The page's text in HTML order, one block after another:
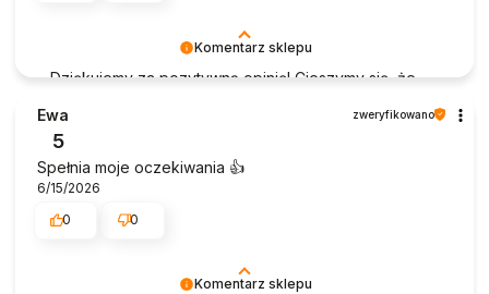
Komentarz sklepu
Dziękujemy za pozytywną opinię! Cieszymy się, że
rozpuszcza tłuszcze. To dla nas ważne, że spełnia
oczekiwania i sprawia, że jest Pani zadowolona. Jeśli
będzie Pani miała jakiekolwiek pytania lub
potrzebowała pomocy, prosimy o kontakt.
Laboratorium Pani Domu
Komentarz sklepu
Ewa zweryfikowano
5
Spełnia moje oczekiwania 👍️
6/15/2026
0
0